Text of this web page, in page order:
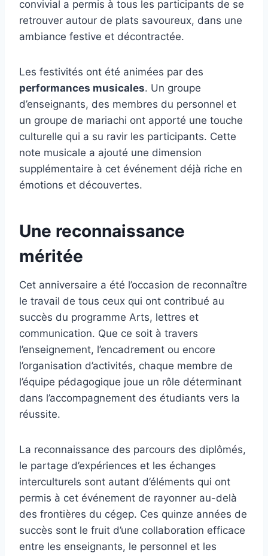
convivial a permis à tous les participants de se
retrouver autour de plats savoureux, dans une
ambiance festive et décontractée.
Les festivités ont été animées par des
performances musicales. Un groupe
d’enseignants, des membres du personnel et
un groupe de mariachi ont apporté une touche
culturelle qui a su ravir les participants. Cette
note musicale a ajouté une dimension
supplémentaire à cet événement déjà riche en
émotions et découvertes.
Une reconnaissance
méritée
Cet anniversaire a été l’occasion de reconnaître
le travail de tous ceux qui ont contribué au
succès du programme Arts, lettres et
communication. Que ce soit à travers
l’enseignement, l’encadrement ou encore
l’organisation d’activités, chaque membre de
l’équipe pédagogique joue un rôle déterminant
dans l’accompagnement des étudiants vers la
réussite.
La reconnaissance des parcours des diplômés,
le partage d’expériences et les échanges
interculturels sont autant d’éléments qui ont
permis à cet événement de rayonner au-delà
des frontières du cégep. Ces quinze années de
succès sont le fruit d’une collaboration efficace
entre les enseignants, le personnel et les